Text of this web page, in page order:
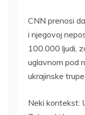
CNN prenosi
i njegovoj
100.000 ljudi,
uglavnom pod
ukrajinske
Neki kontekst: